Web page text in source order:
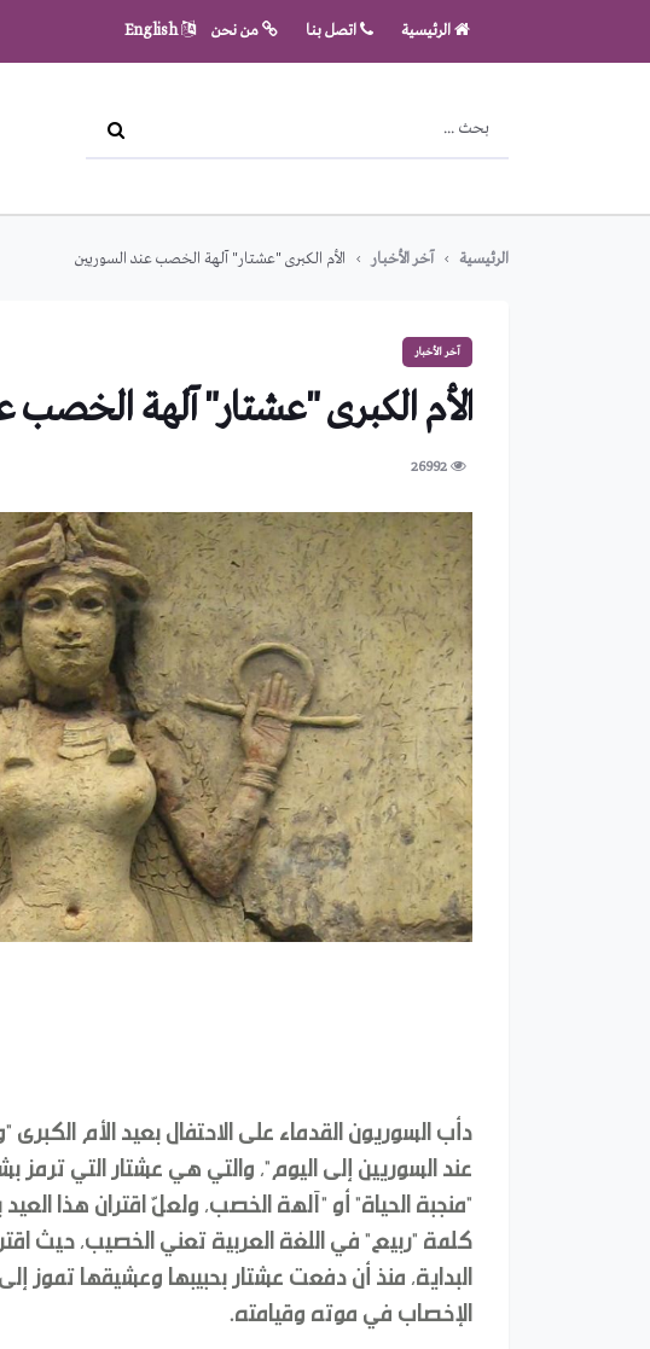
الرئيسية اتصل بنا من نحن English
الرئيسية آخر الأخبار الأم الكبرى "عشتار" آلهة الخصب عند السوريين
آخر الأخبار
الأم الكبرى "عشتار" آلهة الخصب
26992
عند السوريين إلى اليوم"، والتي هي عشتار التي ترمز
"منجبة الحياة" أو "آلهة الخصب، ولعلّ اقتران هذا
كلمة "ربيع" في اللغة العربية تعني الخصيب، حيث
البداية، منذ أن دفعت عشتار بحبيبها وعشيقها تموز
الإخصاب في موته وقيامته.